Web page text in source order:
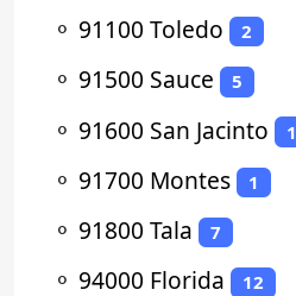
⚬ 91100 Toledo 2
⚬ 91500 Sauce 5
⚬ 91600 San Jacinto 1
⚬ 91700 Montes 1
⚬ 91800 Tala 7
⚬ 94000 Florida 12